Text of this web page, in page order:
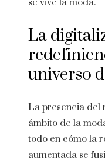
se vive la moda.
La
universo
La presencia del
ámbito de la
todo en cómo la
aumentada se